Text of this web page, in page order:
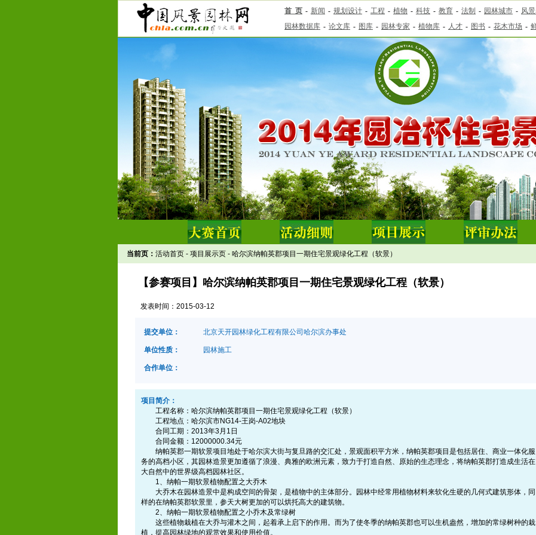
当前页： 活动首页 - 项目展示页 - 哈尔滨纳帕英郡项目一期住宅景观绿化工程（软景）
【参赛项目】哈尔滨纳帕英郡项目一期住宅景观绿化工程（软景）
发表时间： 2015-03-12
提交单位： 北京天开园林绿化工程有限公司哈尔滨办事处
单位性质： 园林施工
合作单位：
项目简介：
工程名称：哈尔滨纳帕英郡项目一期住宅景观绿化工程（软景）
工程地点：哈尔滨市NG14-王岗-A02地块
合同工期：2013年3月1日
合同金额：12000000.34元
纳帕英郡一期软景项目地处于哈尔滨大街与复旦路的交汇处，景观面积平方米，纳帕英郡项目是包括居住、商业一体化服
务的高档小区，其园林造景更加遵循了浪漫、典雅的欧洲元素，致力于打造自然、原始的生态理念，将纳帕英郡打造成生活在
大自然中的世界级高档园林社区。
1、纳帕一期软景植物配置之大乔木
大乔木在园林造景中是构成空间的骨架，是植物中的主体部分。园林中经常用植物材料来软化生硬的几何式建筑形体，同
样的在纳帕英郡软景里，参天大树更加的可以烘托高大的建筑物。
2、纳帕一期软景植物配置之小乔木及常绿树
这些植物栽植在大乔与灌木之间，起着承上启下的作用。而为了使冬季的纳帕英郡也可以生机盎然，增加的常绿树种的栽
植，提高园林绿地的观赏效果和使用价值。